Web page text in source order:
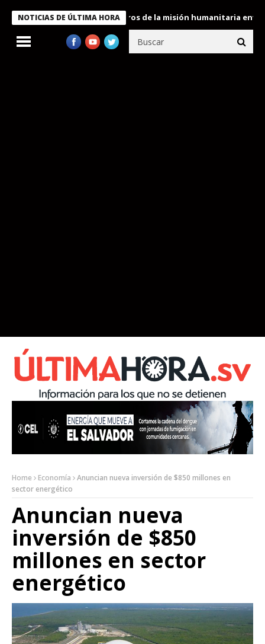
NOTICIAS DE ÚLTIMA HORA
condecora a miembros de la misión humanitaria enviada a
Home Economía
Anuncian nueva inversión de $850 millones en
sector energético
Anuncian nueva
inversión de $850
millones en sector
energético